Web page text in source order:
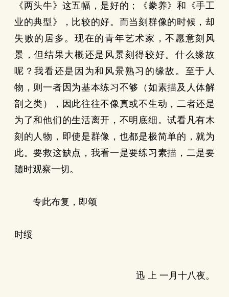
《两头牛》这五幅，是好的；《豢养》和《手工
业的典型》，比较的好。而当刻群像的时候，却
失败的居多。现在的青年艺术家，不愿意刻风
景，但结果大概还是风景刻得较好。什么缘故
呢？我看还是因为和风景熟习的缘故。至于人
物，则一者因为基本练习不够（如素描及人体解
剖之类），因此往往不像真或不生动，二者还是
为了和他们的生活离开，不明底细。试看凡有木
刻的人物，即使是群像，也都是极简单的，就为
此。要救这缺点，我看一是要练习素描，二是要
随时观察一切。
专此布复，即颂
时绥
迅 上 一月十八夜。